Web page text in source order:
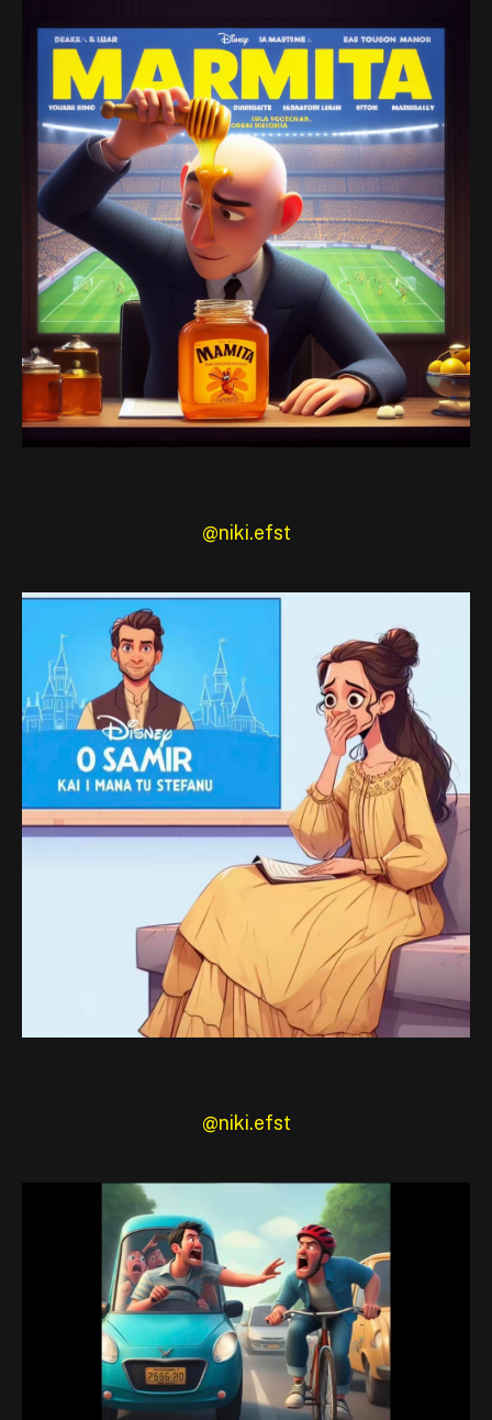
@niki.efst
@niki.efst